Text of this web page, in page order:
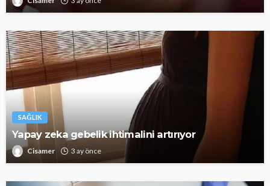
SAĞLIK
Yapay zeka gebelik ihtimalini artırıyor
Cisamer 3 ay önce